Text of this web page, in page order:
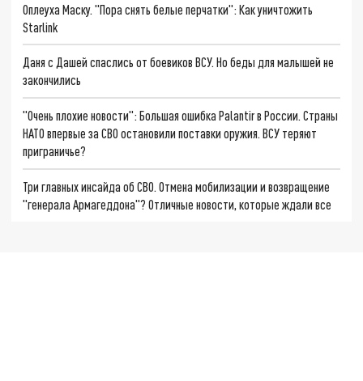
Оплеуха Маску. "Пора снять белые перчатки": Как уничтожить
Starlink
Даня с Дашей спаслись от боевиков ВСУ. Но беды для малышей не
закончились
"Очень плохие новости": Большая ошибка Palantir в России. Страны
НАТО впервые за СВО остановили поставки оружия. ВСУ теряют
приграничье?
Три главных инсайда об СВО. Отмена мобилизации и возвращение
"генерала Армагеддона"? Отличные новости, которые ждали все